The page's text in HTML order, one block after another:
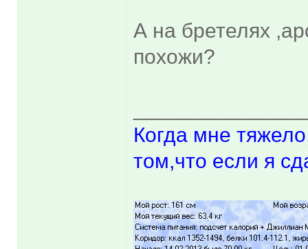
А на бретелях
похожи?
Когда мне
том,что если я